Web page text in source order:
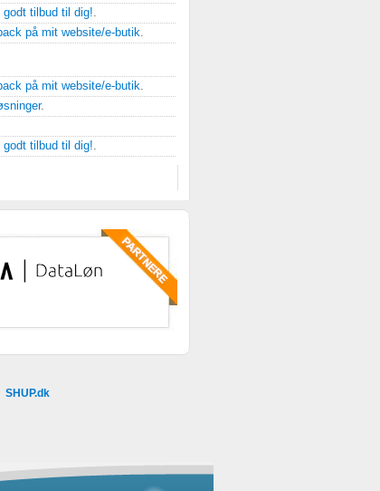
godt tilbud til dig!.
på mit website/e-butik.
på mit website/e-butik.
.
godt tilbud til dig!.
SHUP.dk